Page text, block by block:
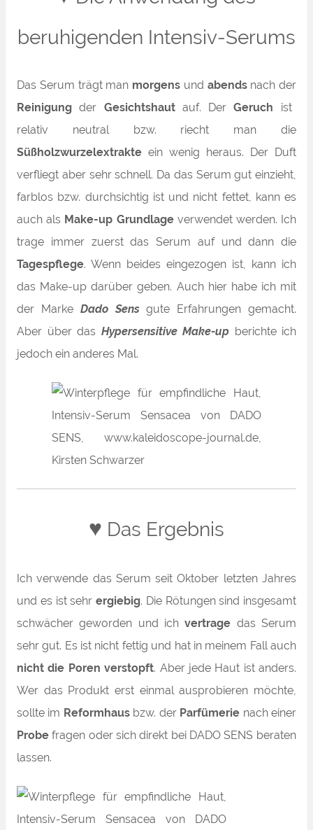
beruhigenden Intensiv-Serums
Das Serum trägt man morgens und abends nach der
Reinigungder Gesichtshaut auf. DerGeruch ist
relativ neutral bzw. riecht man die
Süßholzwurzelextrakte ein wenig heraus. Der Duft
verfliegt aber sehr schnell. Da das Serum gut einzieht,
farblos bzw. durchsichtig ist und nicht fettet, kann es
auch als Make-up Grundlageverwendet werden. Ich
trage immer zuerst das Serum auf und dann die
Tagespflege. Wenn beides eingezogen ist, kann ich
das Make-up darüber geben. Auch hier habe ich mit
der Marke Dado Sensgute Erfahrungen gemacht.
Aber über das Hypersensitive Make-up berichte ich
jedoch ein anderes Mal.
♥ Das Ergebnis
Ich verwende das Serum seit Oktober letzten Jahres
und es ist sehr ergiebig. Die Rötungen sind insgesamt
schwächer geworden und ichvertrage das Serum
sehr gut. Es ist nicht fettig und hat in meinem Fall auch
nicht die Poren verstopft. Aber jede Haut ist anders.
Wer das Produkt erst einmal ausprobieren möchte,
sollte im Reformhaus bzw. der Parfümerie nach einer
Probe fragen oder sich direkt bei DADO SENS beraten
lassen.